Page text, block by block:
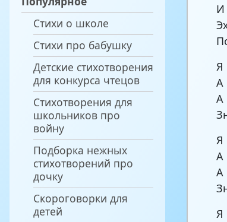
Стихи о школе
Стихи про бабушку
Детские стихотворения
для конкурса чтецов
Стихотворения для
школьников про
войну
Подборка нежных
стихотворений про
дочку
Скороговорки для
детей
И
Я
А
А
Я
А
А
Я